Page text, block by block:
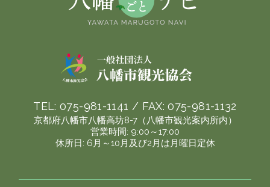
TEL:075-981-1141 / FAX:075-981-1132
京都府八幡市八幡高坊8-7（八幡市観光案内所内）
営業時間: 9:00～17:00
休所日: 6月～10月及び2月は月曜日定休